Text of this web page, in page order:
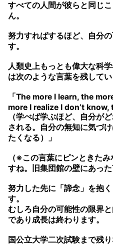
すべての人間が彼らと同じ
ん。
努力すればするほど、自分
す。
人類史上もっとも偉大な科
は次のような言葉を残してい
「The more I learn, the
more I realize I don’t
（学べば学ぶほど、自分が
される。自分の無知に気づ
たくなる）」
（※この言葉にピンときた
すね。旧集団館の壁にあった
努力した先に「諦念」を抱
す。
むしろ自分の可能性の限界
であり成長は終わります。
国公立大学二次試験まで残り